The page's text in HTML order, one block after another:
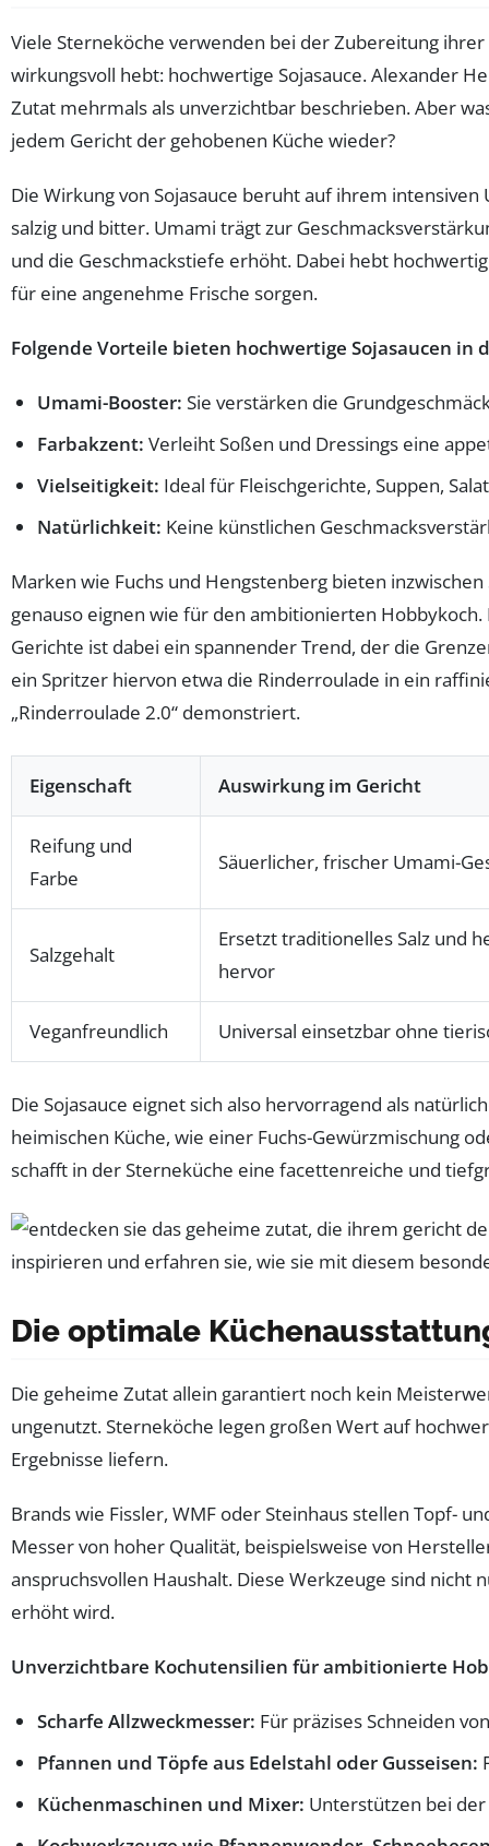
Viele Sterneköche verwenden bei der Zubereitung
wirkungsvoll hebt: hochwertige Sojasauce. Alexander
Zutat mehrmals als unverzichtbar beschrieben. Aber
jedem Gericht der gehobenen Küche wieder?
Die Wirkung von Sojasauce beruht auf ihrem
salzig und bitter. Umami trägt zur
und die Geschmackstiefe erhöht. Dabei hebt
für eine angenehme Frische sorgen.
Folgende Vorteile bieten hochwertige Sojasaucen in
Umami-Booster: Sie verstärken die
Farbakzent: Verleiht Soßen und Dressings eine
Vielseitigkeit: Ideal für Fleischgerichte, Suppen,
Natürlichkeit: Keine künstlichen
Marken wie Fuchs und Hengstenberg bieten
genauso eignen wie für den ambitionierten
Gerichte ist dabei ein spannender Trend, der die
ein Spritzer hiervon etwa die Rinderroulade in ein
„Rinderroulade 2.0“ demonstriert.
Eigenschaft Auswirkung im Gericht
Reifung und
Farbe
Säuerlicher, frischer Umami-
Salzgehalt
Ersetzt traditionelles Salz und
hervor
Veganfreundlich Universal einsetzbar ohne
Die Sojasauce eignet sich also hervorragend als
heimischen Küche, wie einer Fuchs-Gewürzmischung
schafft in der Sterneküche eine facettenreiche und
Die optimale
Die geheime Zutat allein garantiert noch kein
ungenutzt. Sterneköche legen großen Wert auf
Ergebnisse liefern.
Brands wie Fissler, WMF oder Steinhaus stellen Topf-
Messer von hoher Qualität, beispielsweise von
anspruchsvollen Haushalt. Diese Werkzeuge sind
erhöht wird.
Unverzichtbare Kochutensilien für ambitionierte
Scharfe Allzweckmesser: Für präzises Schneiden
Pfannen und Töpfe aus Edelstahl oder Gusseisen:
Küchenmaschinen und Mixer: Unterstützen bei